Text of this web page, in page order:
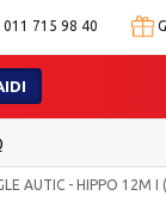
011 715 98 40
AUTIC - HIPPO 12M I